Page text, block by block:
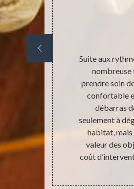
existe.
mais qui
Suite aux
nombreuse
prendre soin
confortable
débarras
seulement à
habitat, mais
valeur des
coût